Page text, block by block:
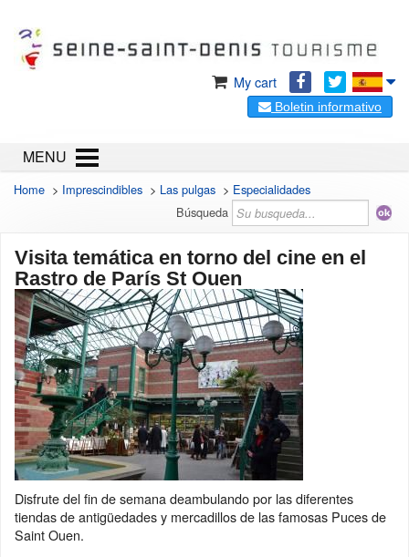
My cart
Boletin informativo
MENU
Home > Imprescindibles > Las pulgas > Especialidades
Búsqueda
Visita temática en torno del cine en el
Rastro de París St Ouen
Disfrute del fin de semana deambulando por las diferentes
tiendas de antigüedades y mercadillos de las famosas Puces de
Saint Ouen.